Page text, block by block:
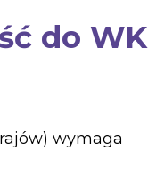
do WK
wymaga